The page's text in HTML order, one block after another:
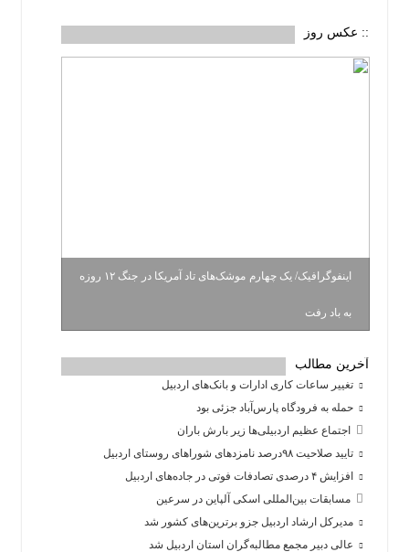
:: عکس روز
اینفوگرافیک/ یک چهارم موشک‌های تاد آمریکا در جنگ ۱۲ روزه
به باد رفت
آخرین مطالب
تغییر ساعات کاری ادارات و بانک‌های اردبیل
حمله به فرودگاه پارس‌‌آباد جزئی بود
اجتماع عظیم اردبیلی‌ها زیر بارش باران
تایید صلاحیت ۹۸درصد نامزدهای شوراهای روستای اردبیل
افزایش ۴ درصدی تصادفات فوتی در جاده‌های اردبیل
مسابقات بین‌المللی اسکی آلپاین در سرعین
مدیرکل ارشاد اردبیل جزو برترین‌های کشور شد
عالی دبیر مجمع مطالبه‌گران استان اردبیل شد